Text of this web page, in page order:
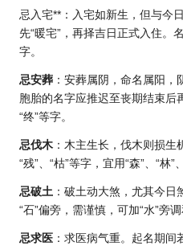
忌入宅**：入宅如新生，但与今
先“暖宅”，再择吉日正式入住。
字。
忌安葬 ：安葬属阴，命名属阳
胞胎的名字应推迟至丧期结束后
“终”等字。
忌伐木 ：木主生长，伐木则损生
“残”、“枯”等字，宜用“森”、“林”
忌破土 ：破土动大煞，尤其今日
“石”偏旁，需谨慎，可加“水”旁调
忌求医 ：求医病气重。起名期间